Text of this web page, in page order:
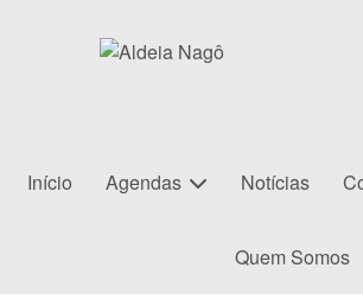
Início Agendas Notícias
Quem Somos